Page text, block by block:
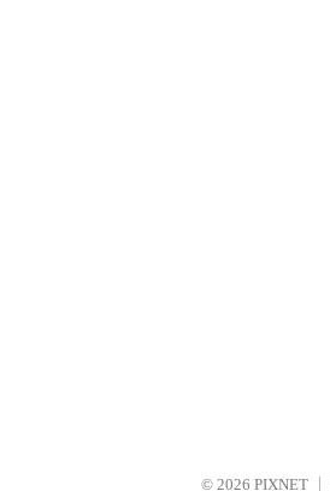
© 2026 PIXNET